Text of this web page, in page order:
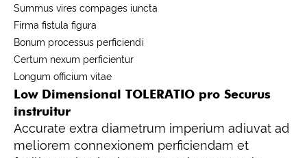
Summus vires compages iuncta
Firma fistula figura
Bonum processus perficiendi
Certum nexum perficientur
Longum officium vitae
Low Dimensional TOLERATIO pro Securus
instruitur
Accurate extra diametrum imperium adiuvat ad
meliorem connexionem perficiendam et